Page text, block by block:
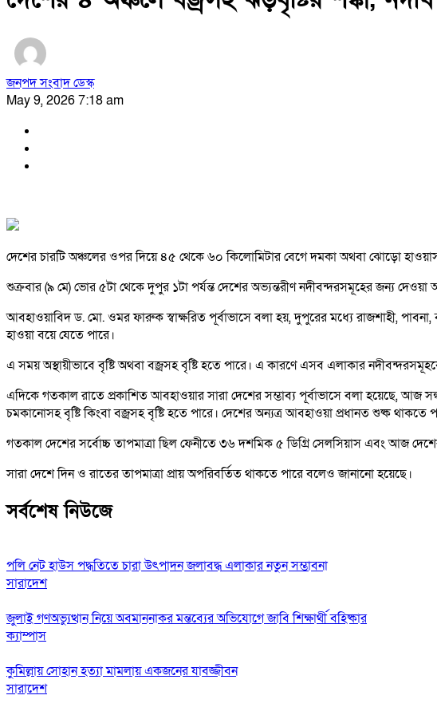
জনপদ সংবাদ ডেস্ক
May 9, 2026 7:18 am
দেশের চারটি অঞ্চলের ওপর দিয়ে ৪৫ থেকে ৬০ কিলোমিটার বেগে দমকা অথবা ঝোড়ো হাওয়াসহ
শুক্রবার (৯ মে) ভোর ৫টা থেকে দুপুর ১টা পর্যন্ত দেশের অভ্যন্তরীণ নদীবন্দরসমূহের জন্য
আবহাওয়াবিদ ড. মো. ওমর ফারুক স্বাক্ষরিত পূর্বাভাসে বলা হয়, দুপুরের মধ্যে রাজশাহী,
হাওয়া বয়ে যেতে পারে।
এ সময় অস্থায়ীভাবে বৃষ্টি অথবা বজ্রসহ বৃষ্টি হতে পারে। এ কারণে এসব এলাকার
এদিকে গতকাল রাতে প্রকাশিত আবহাওয়ার সারা দেশের সম্ভাব্য পূর্বাভাসে বলা হয়েছে, আজ
চমকানোসহ বৃষ্টি কিংবা বজ্রসহ বৃষ্টি হতে পারে। দেশের অন্যত্র আবহাওয়া প্রধানত শুষ্ক থাকতে
গতকাল দেশের সর্বোচ্চ তাপমাত্রা ছিল ফেনীতে ৩৬ দশমিক ৫ ডিগ্রি সেলসিয়াস এবং আজ
সারা দেশে দিন ও রাতের তাপমাত্রা প্রায় অপরিবর্তিত থাকতে পারে বলেও জানানো হয়েছে।
সর্বশেষ নিউজে
পলি নেট হাউস পদ্ধতিতে চারা উৎপাদন জলাবদ্ধ এলাকার নতুন সম্ভাবনা
সারাদেশ
জুলাই গণঅভ্যুত্থান নিয়ে অবমাননাকর মন্তব্যের অভিযোগে জাবি শিক্ষার্থী বহিষ্কার
ক্যাম্পাস
কুমিল্লায় সোহান হত্যা মামলায় একজনের যাবজ্জীবন
সারাদেশ